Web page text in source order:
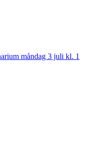
måndag 3 juli kl. 1